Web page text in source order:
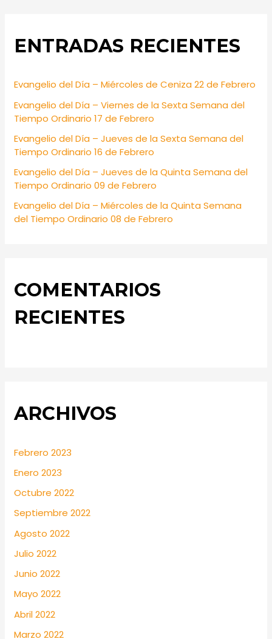
c
r
:
ENTRADAS RECIENTES
Evangelio del Día – Miércoles de Ceniza 22 de Febrero
Evangelio del Día – Viernes de la Sexta Semana del
Tiempo Ordinario 17 de Febrero
Evangelio del Día – Jueves de la Sexta Semana del
Tiempo Ordinario 16 de Febrero
Evangelio del Día – Jueves de la Quinta Semana del
Tiempo Ordinario 09 de Febrero
Evangelio del Día – Miércoles de la Quinta Semana
del Tiempo Ordinario 08 de Febrero
COMENTARIOS
RECIENTES
ARCHIVOS
Febrero 2023
Enero 2023
Octubre 2022
Septiembre 2022
Agosto 2022
Julio 2022
Junio 2022
Mayo 2022
Abril 2022
Marzo 2022